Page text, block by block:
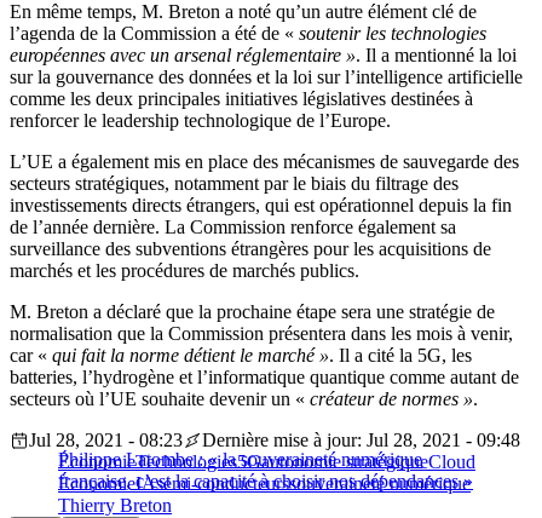
En même temps, M. Breton a noté qu’un autre élément clé de
l’agenda de la Commission a été de « soutenir les technologies
européennes avec un arsenal réglementaire ». Il a mentionné la loi
sur la gouvernance des données et la loi sur l’intelligence artificielle
comme les deux principales initiatives législatives destinées à
renforcer le leadership technologique de l’Europe.
L’UE a également mis en place des mécanismes de sauvegarde des
secteurs stratégiques, notamment par le biais du filtrage des
investissements directs étrangers, qui est opérationnel depuis la fin
de l’année dernière. La Commission renforce également sa
surveillance des subventions étrangères pour les acquisitions de
marchés et les procédures de marchés publics.
M. Breton a déclaré que la prochaine étape sera une stratégie de
normalisation que la Commission présentera dans les mois à venir,
car « qui fait la norme détient le marché ». Il a cité la 5G, les
batteries, l’hydrogène et l’informatique quantique comme autant de
secteurs où l’UE souhaite devenir un « créateur de normes ».
Philippe Latombe : « la souveraineté numérique
française, c’est la capacité à choisir nos dépendances »
Jul 28, 2021 - 08:23
Dernière mise à jour: Jul 28, 2021 - 09:48
ÉconomieTechnologies5Gautonomie stratégiqueCloud
ÉconomieIAsemi-conducteurssouveraineté numérique
Thierry Breton